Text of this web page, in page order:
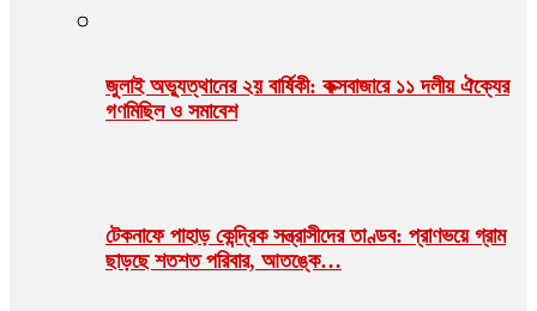
জুলাই অভ্যুত্থানের ২য় বার্ষিকী: কক্সবাজারে ১১ দলীয় ঐক্যের
গণমিছিল ও সমাবেশ
টেকনাফে পাহাড় কেন্দ্রিক সন্ত্রাসীদের তাণ্ডব: প্রাণভয়ে গ্রাম
ছাড়ছে শতশত পরিবার, আতঙ্কে…